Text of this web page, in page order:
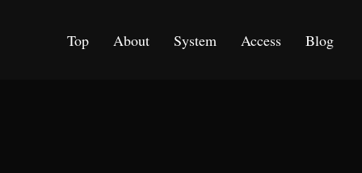
Top About System Access Blog